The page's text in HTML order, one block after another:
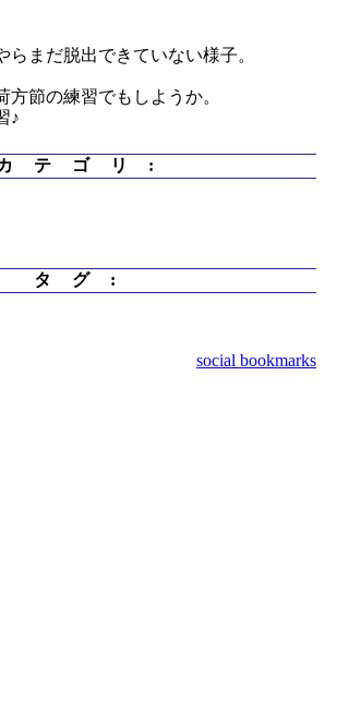
らまだ脱出できていない様子。
方節の練習でもしようか。
♪
テゴリ :
タグ :
social bookmarks